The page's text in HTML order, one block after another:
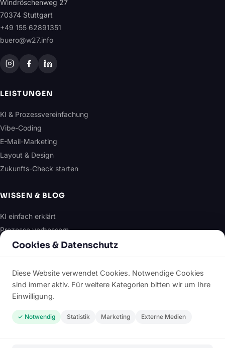
Windröschenweg 27
70374 Stuttgart
+49 155 62891351
buero@w27.info
LEISTUNGEN
KI & Prozessvereinfachung
Vibe-Coding
E-Mail-Marketing
Layout & Design
Zukunfts-Check starten
WISSEN & BLOG
KI einfach erklärt
Prozesse verbessern
E-Mail-Marketing
Alle Artikel
RECHTLICHES
Über mich
Cookies & Datenschutz
Diese Website verwendet Cookies. Notwendige Cookies
sind immer aktiv. Für weitere Kategorien bitten wir um Ihre
Einwilligung.
✓ Notwendig Statistik Marketing Externe Medien